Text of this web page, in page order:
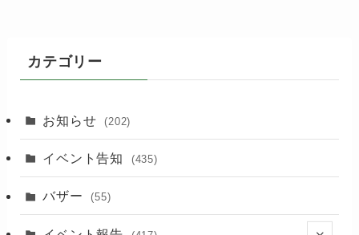
カテゴリー
お知らせ (202)
イベント告知 (435)
バザー (55)